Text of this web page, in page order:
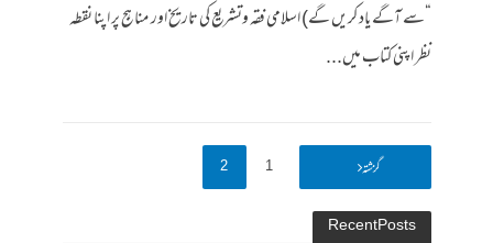
“سے آگے یاد کریں گے) اسلامی فقہ وتشریع کی تاریخ اور مناہج پر اپنا نقطہ
نظر اپنی کتاب میں...
گزشتہ 1
2
Recent Posts